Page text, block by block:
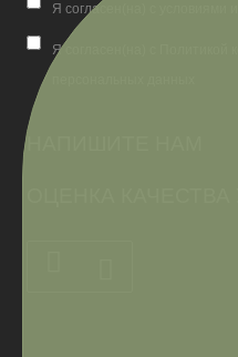
Я согласен(на) с условиями
Я согласен(на) с Политикой